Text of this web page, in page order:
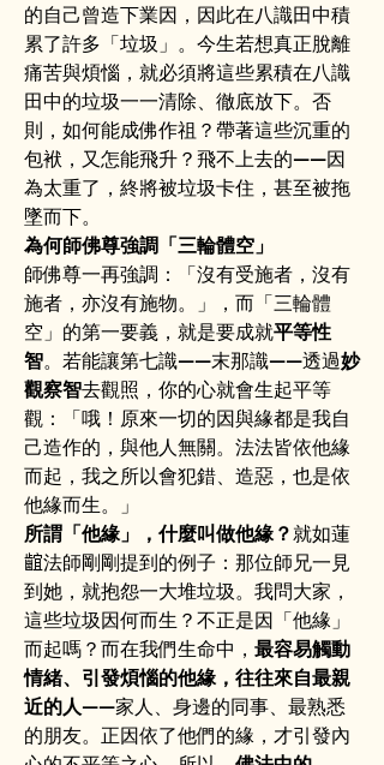
的自己曾造下業因，因此在八識田中積
累了許多「垃圾」。今生若想真正脫離
痛苦與煩惱，就必須將這些累積在八識
田中的垃圾一一清除、徹底放下。否
則，如何能成佛作祖？帶著這些沉重的
包袱，又怎能飛升？飛不上去的——因
為太重了，終將被垃圾卡住，甚至被拖
墜而下。
為何師佛尊強調「三輪體空」
師佛尊一再強調：「沒有受施者，沒有
施者，亦沒有施物。」，而「三輪體
空」的第一要義，就是要成就平等性
智。若能讓第七識——末那識——透過妙
觀察智去觀照，你的心就會生起平等
觀：「哦！原來一切的因與緣都是我自
己造作的，與他人無關。法法皆依他緣
而起，我之所以會犯錯、造惡，也是依
他緣而生。」
所謂「他緣」，什麼叫做他緣？就如蓮
𪘲法師剛剛提到的例子：那位師兄一見
到她，就抱怨一大堆垃圾。我問大家，
這些垃圾因何而生？不正是因「他緣」
而起嗎？而在我們生命中， 最容易觸動
情緒、引發煩惱的他緣，往往來自最親
近的人——家人、身邊的同事、最熟悉
的朋友。正因依了他們的緣，才引發內